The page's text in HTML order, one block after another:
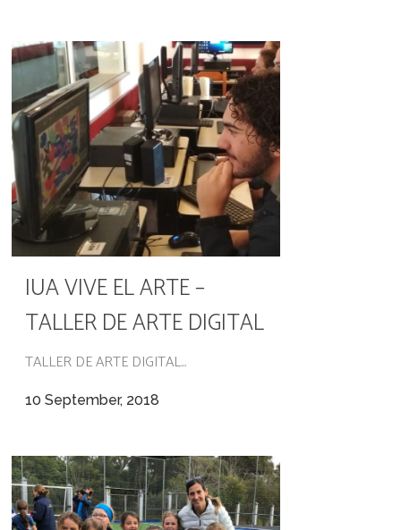
IUA VIVE EL ARTE –
TALLER DE ARTE DIGITAL
TALLER DE ARTE DIGITAL...
10 September, 2018